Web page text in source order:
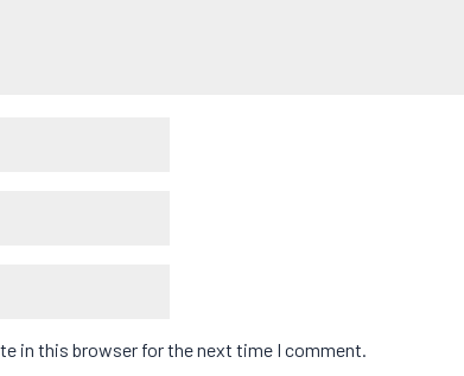
in this browser for the next time I comment.